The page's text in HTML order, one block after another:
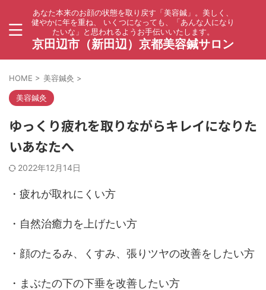
あなた本来のお顔の状態を取り戻す「美容鍼」。美しく、
健やかに年を重ね、 いくつになっても、「あんな人になり
たいな」と思われるようお手伝いいたします。
京田辺市（新田辺）京都美容鍼サロン
HOME > 美容鍼灸 >
美容鍼灸
ゆっくり疲れを取りながらキレイになりた
いあなたへ
2022年12月14日
・疲れが取れにくい方
・自然治癒力を上げたい方
・顔のたるみ、くすみ、張りツヤの改善をしたい方
・まぶたの下の下垂を改善したい方